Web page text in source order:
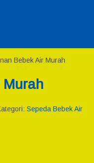
Bebek Air Murah
Murah
Sepeda Bebek Air